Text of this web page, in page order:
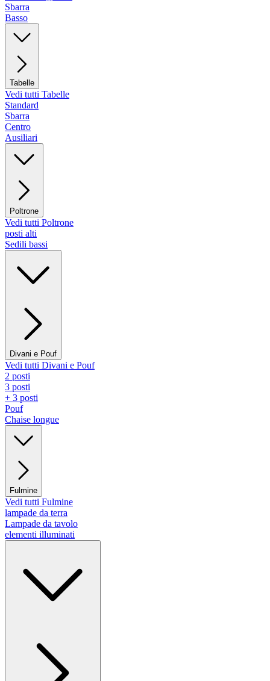
Sbarra
Basso
Tabelle
Vedi tutti Tabelle
Standard
Sbarra
Centro
Ausiliari
Poltrone
Vedi tutti Poltrone
posti alti
Sedili bassi
Divani e Pouf
Vedi tutti Divani e Pouf
2 posti
3 posti
+ 3 posti
Pouf
Chaise longue
Fulmine
Vedi tutti Fulmine
lampade da terra
Lampade da tavolo
elementi illuminati